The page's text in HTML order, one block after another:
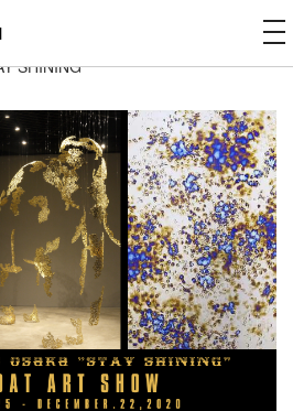
「TAGBOAT ART SHOW」×
SHINING”